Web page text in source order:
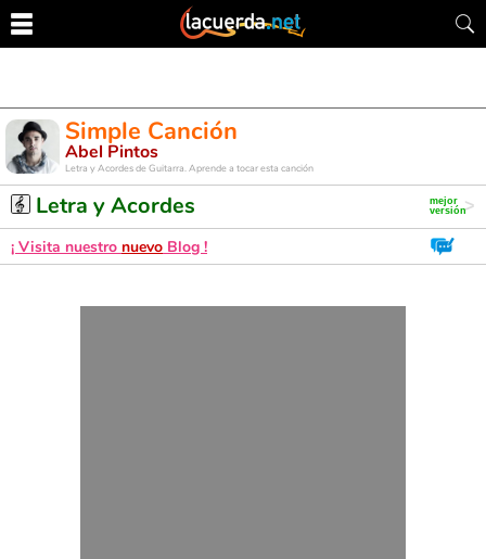
Simple Canción
Abel Pintos
Letra y Acordes de Guitarra. Aprende a tocar esta canción
Letra y Acordes
¡ Visita nuestro nuevo Blog !